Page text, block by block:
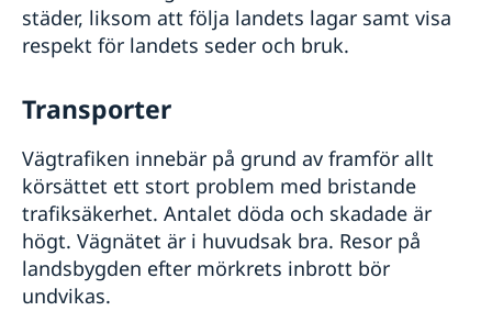
städer, liksom att följa landets lagar samt visa
respekt för landets seder och bruk.
Transporter
Vägtrafiken innebär på grund av framför allt
körsättet ett stort problem med bristande
trafiksäkerhet. Antalet döda och skadade är
högt. Vägnätet är i huvudsak bra. Resor på
landsbygden efter mörkrets inbrott bör
undvikas.